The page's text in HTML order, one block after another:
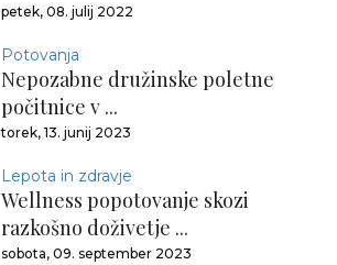
petek, 08. julij 2022
Potovanja
Nepozabne družinske poletne
počitnice v ...
torek, 13. junij 2023
Lepota in zdravje
Wellness popotovanje skozi
razkošno doživetje ...
sobota, 09. september 2023